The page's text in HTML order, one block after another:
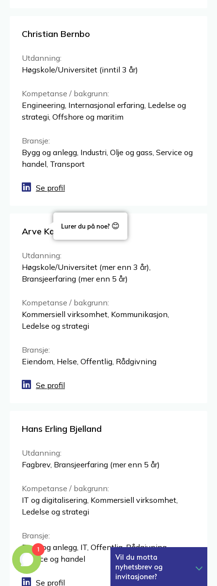
Vil du motta
nyhetsbrev og
invitasjoner?
Lurer du på noe? 😊
1